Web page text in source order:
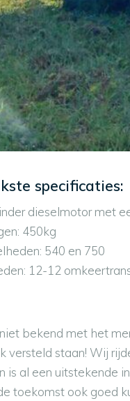
specificaties:
dieselmotor met
450kg
540 en 750
12-12
bekend met het
versteld staan! Wij
is al een uitstekende
toekomst ook goed